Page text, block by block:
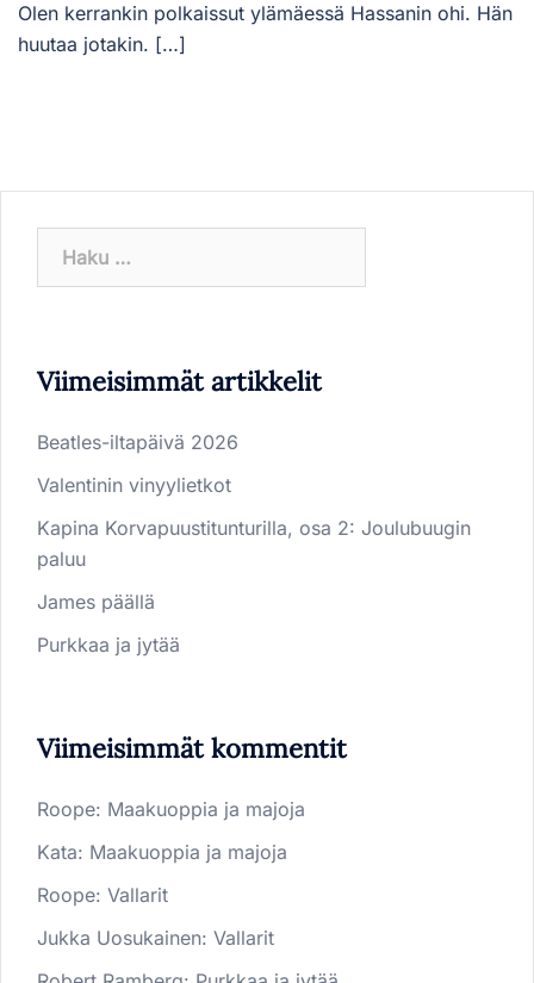
Olen kerrankin polkaissut ylämäessä Hassanin ohi. Hän
huutaa jotakin. […]
Viimeisimmät artikkelit
Beatles-iltapäivä 2026
Valentinin vinyylietkot
Kapina Korvapuustitunturilla, osa 2: Joulubuugin
paluu
James päällä
Purkkaa ja jytää
Viimeisimmät kommentit
Roope: Maakuoppia ja majoja
Kata: Maakuoppia ja majoja
Roope: Vallarit
Jukka Uosukainen: Vallarit